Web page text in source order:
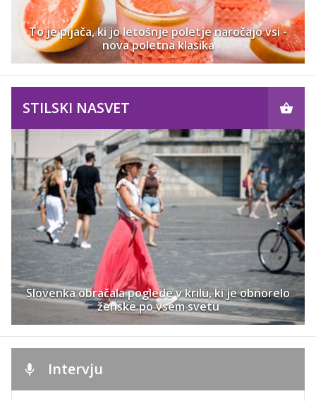
To je pijača, ki jo letošnje poletje naročajo vsi -
nova poletna klasika
STILSKI NASVET
Slovenka obračala poglede v krilu, ki je obnorelo
ženske po vsem svetu
Intervju